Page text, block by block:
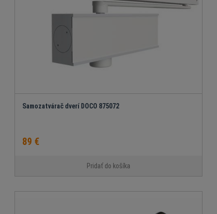
Samozatvárač dverí DOCO 875072
89 €
Pridať do košíka